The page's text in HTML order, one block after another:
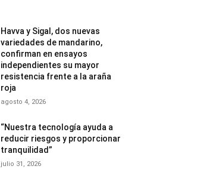
Havva y Sigal, dos nuevas
variedades de mandarino,
confirman en ensayos
independientes su mayor
resistencia frente a la araña
roja
agosto 4, 2026
“Nuestra tecnología ayuda a
reducir riesgos y proporcionar
tranquilidad”
julio 31, 2026